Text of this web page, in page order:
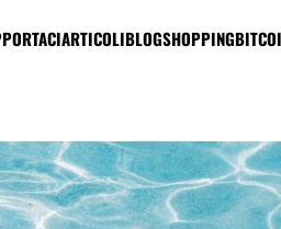
ARTICOLIBLOGSHOPPING